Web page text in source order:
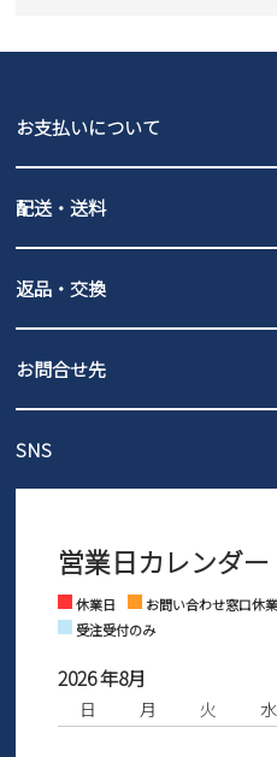
GAP
瞬足
お支払いについて
PayPay（オンライン決済）、代金
配送・送料
北海道・本州・四国・九州…550円
3,980円（税込）以上お買い上げで
発送日・送料詳細については
ご利用ください。
全国一律…220円（税込）
発送日・送料詳細についてはご利
ご利用ください。
返品・交換
の片道無料サービスを実施中！
ントとしても安心してご利用いた
さい。
お問合せ先
営業時間：11時～17時
※土日祝はお問い合わせ窓口休業
SNS
Facebook Instagram
営業日カレンダー
休業日
お問い合わせ窓口休
受注受付のみ
2026 年8月
日 月 火 水